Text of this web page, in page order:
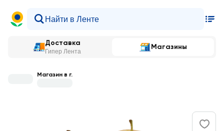
Доставка
Гипер Лента
Магазины
Магазин в г.